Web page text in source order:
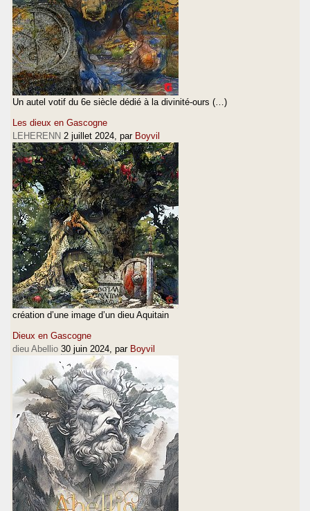
Un autel votif du 6e siècle dédié à la divinité-ours (…)
Les dieux en Gascogne
LEHERENN 2 juillet 2024 , par Boyvil
création d’une image d’un dieu Aquitain
Dieux en Gascogne
dieu Abellio 30 juin 2024 , par Boyvil